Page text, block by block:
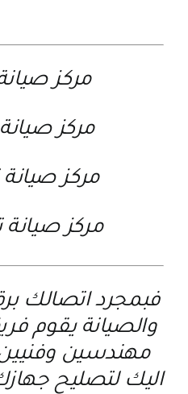
مركز
مركز
مركز صيانة
مركز صيانة
فبمجرد اتصالك
والصيانة يقوم
مهندسين
اليك لتصليح